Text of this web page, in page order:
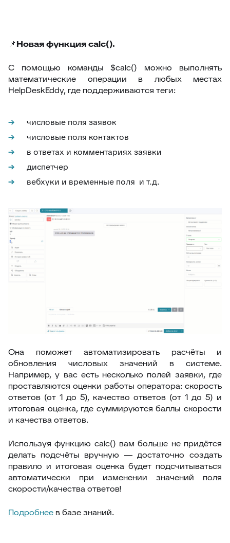
📌Новая функция calc().
С помощью команды $calc() можно выполнять
математические операции в любых местах
HelpDeskEddy, где поддерживаются теги:
числовые поля заявок
числовые поля контактов
в ответах и комментариях заявки
диспетчер
вебхуки и временные поля и т.д.
Она поможет автоматизировать расчёты и
обновления числовых значений в системе.
Например, у вас есть несколько полей заявки, где
проставляются оценки работы оператора: скорость
ответов (от 1 до 5), качество ответов (от 1 до 5) и
итоговая оценка, где суммируются баллы скорости
и качества ответов.
Используя функцию calc() вам больше не придётся
делать подсчёты вручную — достаточно создать
правило и итоговая оценка будет подсчитываться
автоматически при изменении значений поля
скорости/качества ответов!
Подробнее в базе знаний.